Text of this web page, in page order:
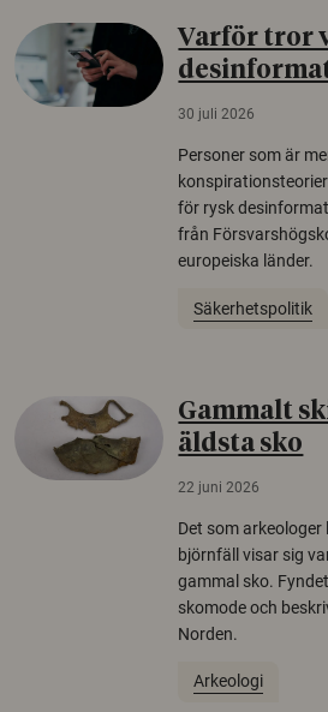
Varför tror
30 juli 2026
Personer som är
för rysk
från
europeiska länder.
Säkerhetspolitik
Gammalt
äldsta sko
22 juni 2026
Det som
björnfäll visar sig
gammal sko.
skomode och
Norden.
Arkeologi